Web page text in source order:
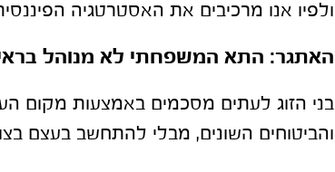
ולפיו אנו מרכיבים את האסטרטגיה
האתגר: התא המשפחתי לא מנוהל
בני הזוג לעתים מסכמים באמצעות מקום
והביטוחים השונים, מבלי להתחשב בעצם